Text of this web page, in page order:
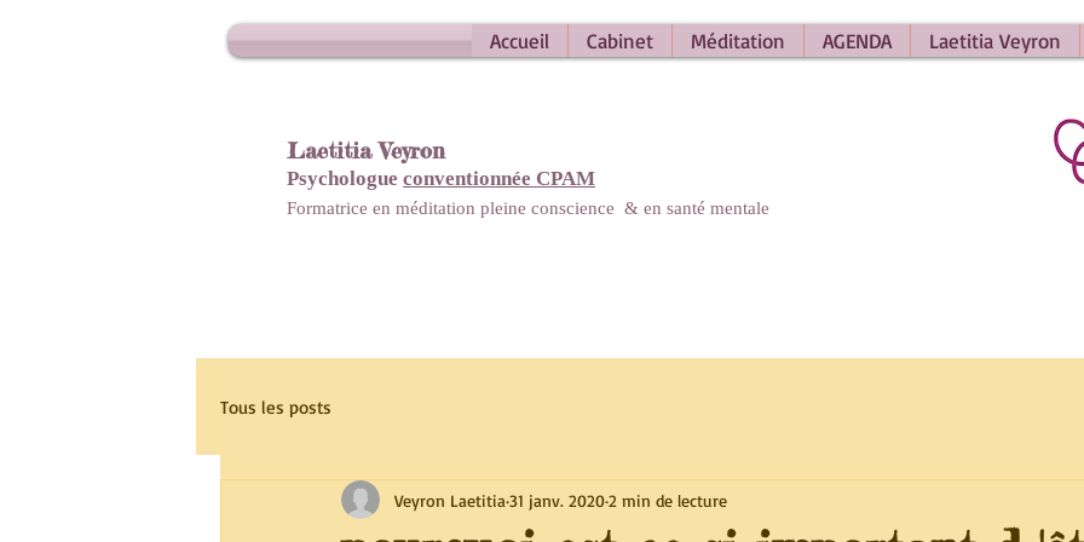
Accueil Cabinet Méditation AGENDA Laetitia Veyron
Laetitia Veyron
Psychologue conventionnée CPAM
Formatrice en méditation pleine conscience & en santé mentale
Tous les posts
Veyron Laetitia 31 janv. 20202 min de lecture